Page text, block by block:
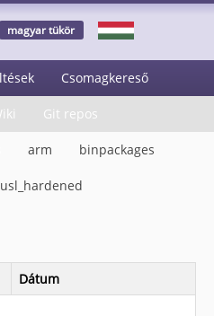
magyar tükör
Csomagkereső
Git repos
arm binpackages
Dátum